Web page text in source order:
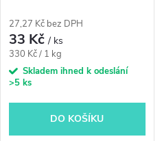
27,27 Kč bez DPH
33 Kč/ ks
Měrná
cena:
330 Kč / 1 kg
Skladem ihned k odeslání
>5 ks
DO KOŠÍKU